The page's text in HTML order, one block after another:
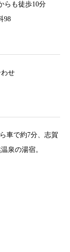
らも徒歩10分
98
せ
車で約7分、志賀
泉の湯宿。